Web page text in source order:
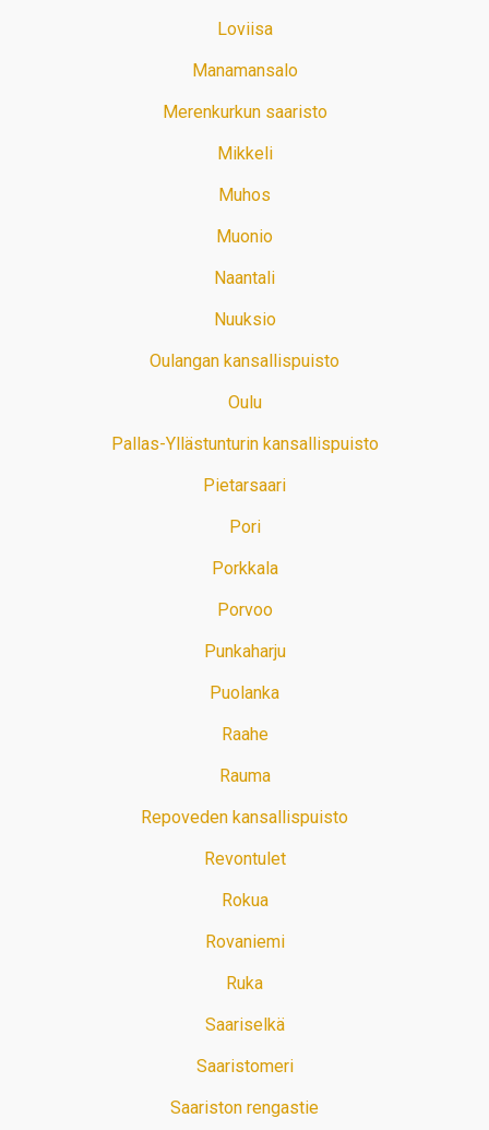
Loviisa
Manamansalo
Merenkurkun saaristo
Mikkeli
Muhos
Muonio
Naantali
Nuuksio
Oulangan kansallispuisto
Oulu
Pallas-Yllästunturin kansallispuisto
Pietarsaari
Pori
Porkkala
Porvoo
Punkaharju
Puolanka
Raahe
Rauma
Repoveden kansallispuisto
Revontulet
Rokua
Rovaniemi
Ruka
Saariselkä
Saaristomeri
Saariston rengastie